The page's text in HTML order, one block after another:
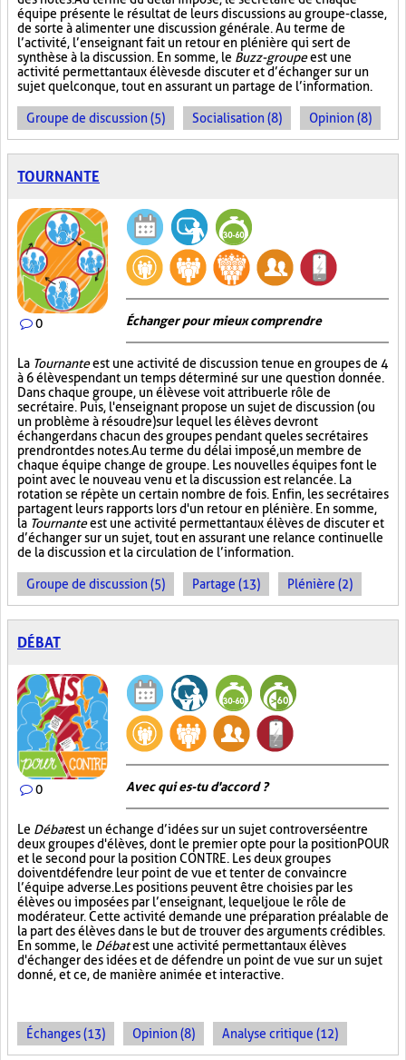
équipe présente le résultat de leurs discussions au groupe-classe,
de sorte à alimenter une discussion générale. Au terme de
l’activité, l’enseignant fait un retour en plénière qui sert de
synthèse à la discussion. En somme, le Buzz-groupeest une
activité permettant aux élèves de discuter et d’échanger sur un
sujet quelconque, tout en assurant un partage de l’information.
Groupe de discussion (5) Socialisation (8) Opinion (8)
TOURNANTE
0 Échanger pour mieux comprendre
La Tournanteest une activité de discussion tenue en groupes de 4
à 6 élèves pendant un temps déterminé sur une question donnée.
Dans chaque groupe, un élève se voit attribuer le rôle de
secrétaire. Puis, l'enseignant propose un sujet de discussion (ou
un problème à résoudre) sur lequel les élèves devront
échanger dans chacun des groupes pendant que les secrétaires
prendront des notes. Au terme du délai imposé, un membre de
chaque équipe change de groupe. Les nouvelles équipes font le
point avec le nouveau venu et la discussion est relancée. La
rotation se répète un certain nombre de fois. Enfin, les secrétaires
partagent leurs rapports lors d'un retour en plénière. En somme,
la Tournanteest une activité permettant aux élèves de discuter et
d’échanger sur un sujet, tout en assurant une relance continuelle
de la discussion et la circulation de l’information.
Groupe de discussion (5) Partage (13) Plénière (2)
DÉBAT
0 Avec qui es-tu d'accord ?
Le Débatest un échange d’idées sur un sujet controversé entre
deux groupes d'élèves, dont le premier opte pour la position POUR
et le second pour la position CONTRE. Les deux groupes
doivent défendre leur point de vue et tenter de convaincre
l’équipe adverse. Les positions peuvent être choisies par les
élèves ou imposées par l’enseignant, lequel joue le rôle de
modérateur. Cette activité demande une préparation préalable de
la part des élèves dans le but de trouver des arguments crédibles.
En somme, le Débatest une activité permettant aux élèves
d'échanger des idées et de défendre un point de vue sur un sujet
donné, et ce, de manière animée et interactive.
Échanges (13) Opinion (8) Analyse critique (12)